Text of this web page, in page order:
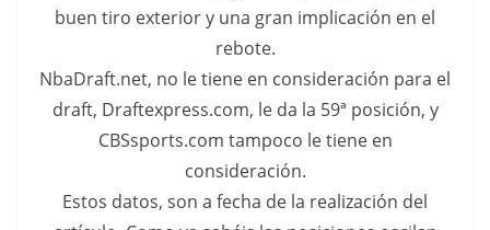
buen tiro exterior y una gran implicación en el
rebote.
NbaDraft.net, no le tiene en consideración para el
draft, Draftexpress.com, le da la 59ª posición, y
CBSsports.com tampoco le tiene en
consideración.
Estos datos, son a fecha de la realización del